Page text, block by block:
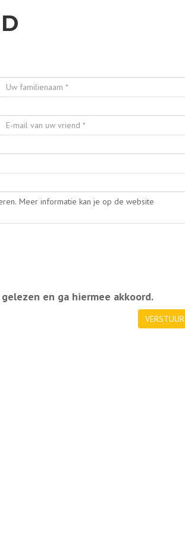
en ga hiermee akkoord.